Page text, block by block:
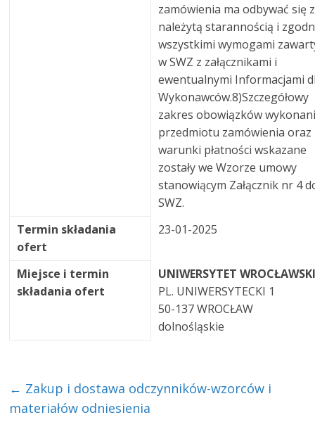
zamówienia ma odbywać się z
należytą starannością i
wszystkimi wymogami
w SWZ z załącznikami i
ewentualnymi Informacjami
Wykonawców.8)Szczegółowy
zakres obowiązków
przedmiotu zamówienia oraz
warunki płatności wskazane
zostały we Wzorze umowy
stanowiącym Załącznik nr 4
SWZ.
Termin składania
ofert
23-01-2025
Miejsce i termin
składania ofert
UNIWERSYTET
PL. UNIWERSYTECKI 1
50-137 WROCŁAW
dolnośląskie
← Zakup i dostawa odczynników-wzorców i
materiałów odniesienia